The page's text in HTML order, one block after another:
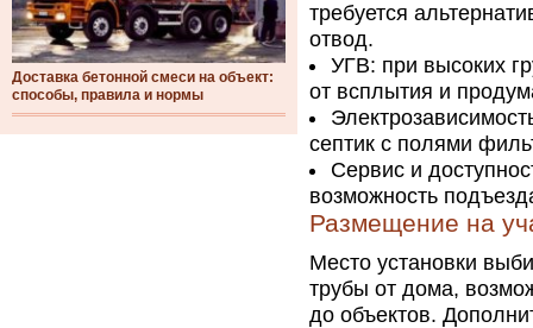
Доставка бетонной смеси на объект:
способы, правила и нормы
требуется
отвод.
УГВ: при высоких
от всплытия и
септик с полями
Сервис и
возможность
Размещение на
Место установки
трубы от дома,
до объектов.